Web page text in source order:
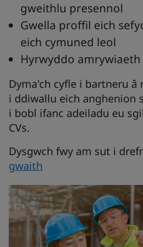
gweithlu presennol
Gwella proffil eich
eich cymuned leol
Hyrwyddo
Dyma'ch cyfle i bartneru
i ddiwallu eich anghenion
i bobl ifanc adeiladu eu
CVs.
Dysgwch fwy am sut i
gwaith